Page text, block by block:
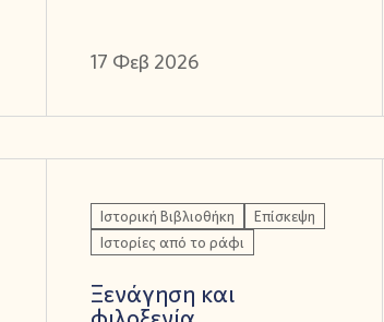
17 Φεβ 2026
Ιστορική Βιβλιοθήκη
Επίσκεψη
Ιστορίες από το ράφι
Ξενάγηση και